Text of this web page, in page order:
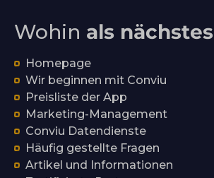
Wohin als nächstes
Homepage
Wir beginnen mit Conviu
Preisliste der App
Marketing-Management
Conviu Datendienste
Häufig gestellte Fragen
Artikel und Informationen